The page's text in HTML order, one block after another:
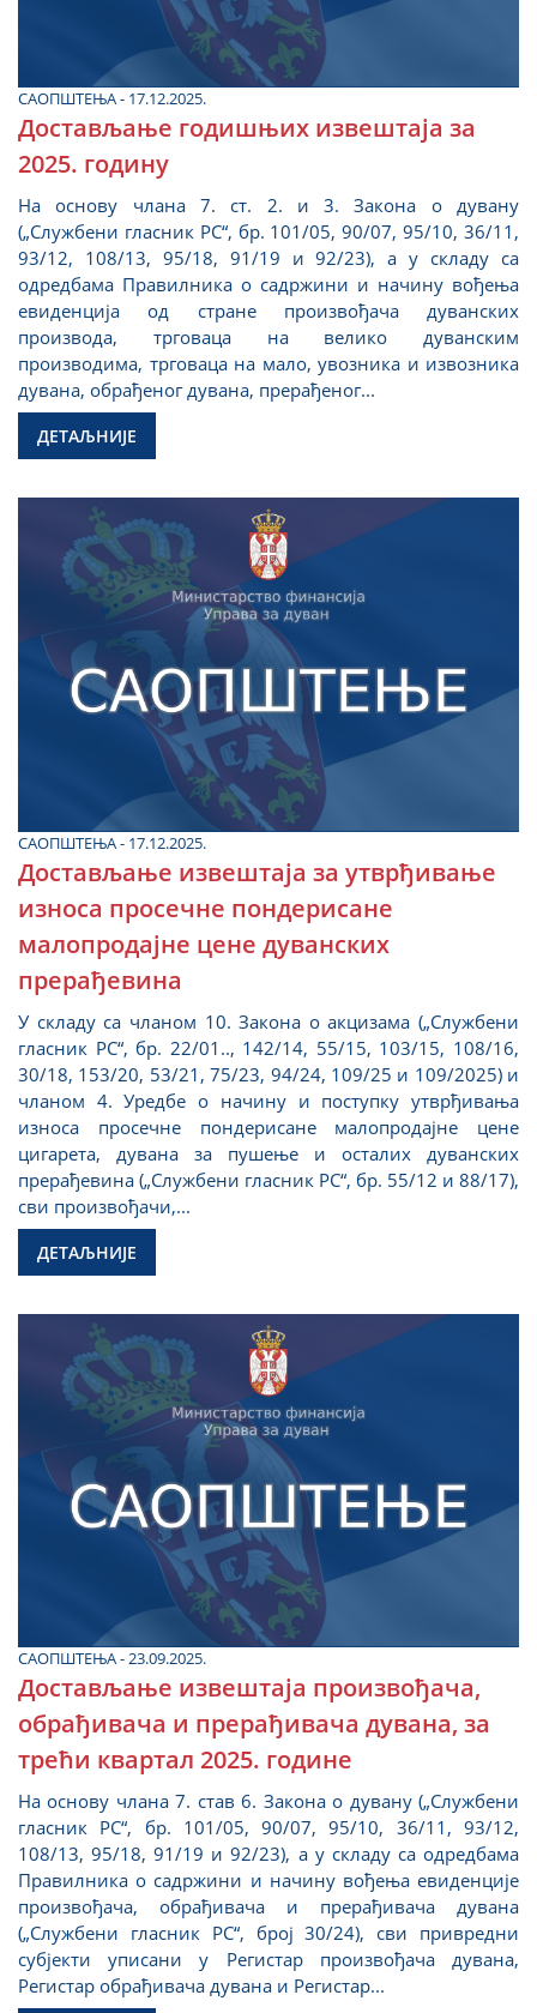
САОПШТЕЊА - 17.12.2025.
Достављање годишњих извештаја за
2025. годину
На основу члана 7. ст. 2. и 3. Закона о дувану
(„Службени гласник РС“, бр. 101/05, 90/07, 95/10, 36/11,
93/12, 108/13, 95/18, 91/19 и 92/23), а у складу са
одредбама Правилникa о садржини и начину вођења
евиденција од стране произвођача дуванских
производа, трговаца на велико дуванским
производима, трговаца на мало, увозника и извозника
дувана, обрађеног дувана, прерађеног...
ДЕТАЉНИЈЕ
САОПШТЕЊА - 17.12.2025.
Достављање извештаја за утврђивање
износа просечне пондерисане
малопродајне цене дуванских
прерађевина
У складу са чланом 10. Закона о акцизама („Службени
гласник РС“, бр. 22/01.., 142/14, 55/15, 103/15, 108/16,
30/18, 153/20, 53/21, 75/23, 94/24, 109/25 и 109/2025) и
чланом 4. Уредбе о начину и поступку утврђивања
износа просечне пондерисане малопродајне цене
цигарета, дувана за пушење и осталих дуванских
прерађевина („Службени гласник РС“, бр. 55/12 и 88/17),
сви произвођачи,...
ДЕТАЉНИЈЕ
САОПШТЕЊА - 23.09.2025.
Достављање извештаја произвођача,
обрађивача и прерађивача дувана, за
трећи квартал 2025. године
На основу члана 7. став 6. Закона о дувану („Службени
гласник РС“, бр. 101/05, 90/07, 95/10, 36/11, 93/12,
108/13, 95/18, 91/19 и 92/23), а у складу са одредбама
Правилника о садржини и начину вођења евиденције
произвођача, обрађивача и прерађивача дувана
(„Службени гласник РС“, број 30/24), сви привредни
субјекти уписани у Регистар произвођача дувана,
Регистар обрађивача дувана и Регистар...